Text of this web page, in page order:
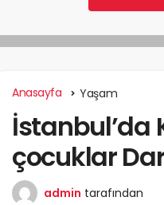
Anasayfa Yaşam
İstanbul’da
çocuklar
admin tarafından